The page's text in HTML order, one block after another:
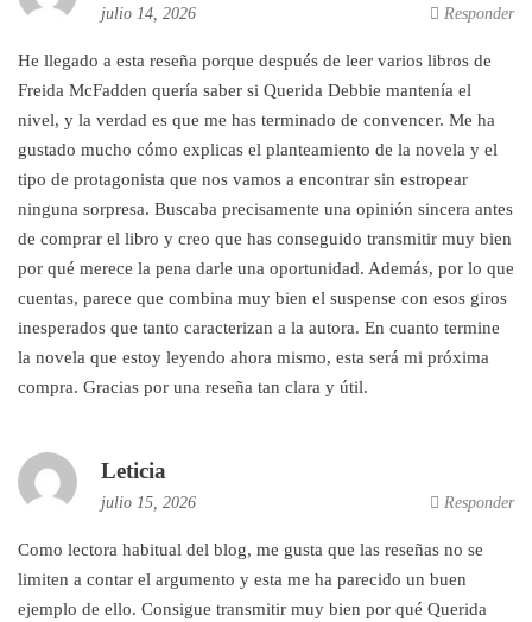
julio 14, 2026 Responder
He llegado a esta reseña porque después de leer varios libros de
Freida McFadden quería saber si Querida Debbie mantenía el
nivel, y la verdad es que me has terminado de convencer. Me ha
gustado mucho cómo explicas el planteamiento de la novela y el
tipo de protagonista que nos vamos a encontrar sin estropear
ninguna sorpresa. Buscaba precisamente una opinión sincera antes
de comprar el libro y creo que has conseguido transmitir muy bien
por qué merece la pena darle una oportunidad. Además, por lo que
cuentas, parece que combina muy bien el suspense con esos giros
inesperados que tanto caracterizan a la autora. En cuanto termine
la novela que estoy leyendo ahora mismo, esta será mi próxima
compra. Gracias por una reseña tan clara y útil.
Leticia
julio 15, 2026 Responder
Como lectora habitual del blog, me gusta que las reseñas no se
limiten a contar el argumento y esta me ha parecido un buen
ejemplo de ello. Consigue transmitir muy bien por qué Querida